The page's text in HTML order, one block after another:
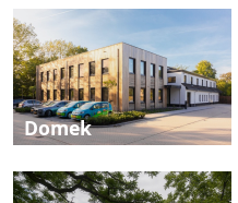
Domek